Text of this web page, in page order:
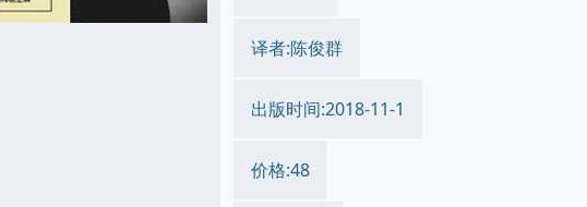
译者:陈俊群
出版时间:2018-11-1
价格:48